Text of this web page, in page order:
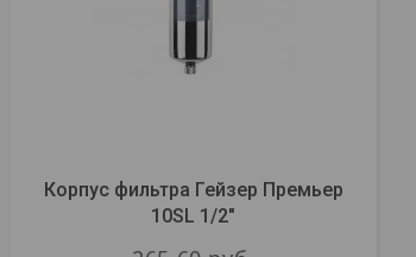
Корпус фильтра Гейзер Премьер
10SL 1/2"